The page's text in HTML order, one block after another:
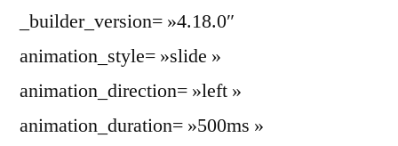
_builder_version= »4.18.0″
animation_style= »slide »
animation_direction= »left »
animation_duration= »500ms »